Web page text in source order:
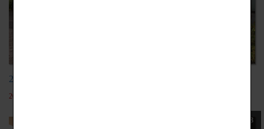
20191121台北設計建材中心
2022-05-19
108